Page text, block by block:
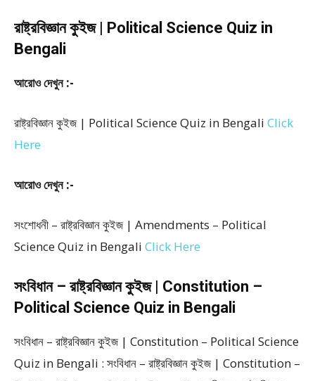
রাষ্ট্রবিজ্ঞান কুইজ | Political Science Quiz in
Bengali
আরোও দেখুন :-
রাষ্ট্রবিজ্ঞান কুইজ | Political Science Quiz in Bengali Click
Here
আরোও দেখুন :-
সংশোধনী – রাষ্ট্রবিজ্ঞান কুইজ | Amendments – Political
Science Quiz in Bengali Click Here
সংবিধান – রাষ্ট্রবিজ্ঞান কুইজ | Constitution –
Political Science Quiz in Bengali
সংবিধান – রাষ্ট্রবিজ্ঞান কুইজ | Constitution – Political Science
Quiz in Bengali : সংবিধান – রাষ্ট্রবিজ্ঞান কুইজ | Constitution –